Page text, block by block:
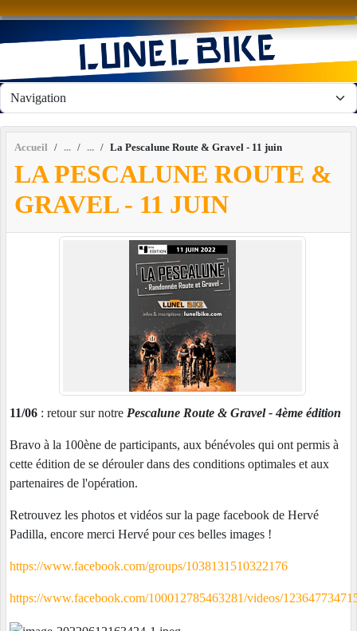
Accueil La Pescalune Route & Gravel - 11 juin
LA PESCALUNE ROUTE &
GRAVEL - 11 JUIN
11/06 : retour sur notre Pescalune Route & Gravel - 4ème édition
Bravo à la 100ène de participants, aux bénévoles qui ont permis à
cette édition de se dérouler dans des conditions optimales et aux
partenaires de l'opération.
Retrouvez les photos et vidéos sur la page facebook de Hervé
Padilla, encore merci Hervé pour ces belles images !
https://www.facebook.com/groups/1038131510322176
https://www.facebook.com/100012785463281/videos/